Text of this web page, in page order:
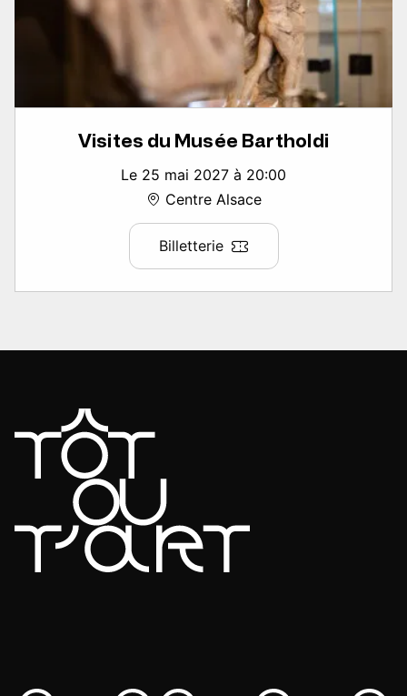
Visites du Musée Bartholdi
Le 25 mai 2027 à 20:00
Centre Alsace
Billetterie